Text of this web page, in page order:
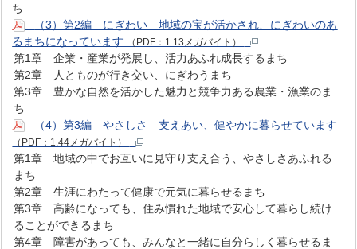
ち
（3）第2編 にぎわい 地域の宝が活かされ、にぎわいのあ
るまちになっています
（PDF：1.13メガバイト）
第1章 企業・産業が発展し、活力あふれ成長するまち
第2章 人とものが行き交い、にぎわうまち
第3章 豊かな自然を活かした魅力と競争力ある農業・漁業のま
ち
（4）第3編 やさしさ 支えあい、健やかに暮らせています
（PDF：1.44メガバイト）
第1章 地域の中でお互いに見守り支え合う、やさしさあふれる
まち
第2章 生涯にわたって健康で元気に暮らせるまち
第3章 高齢になっても、住み慣れた地域で安心して暮らし続け
ることができるまち
第4章 障害があっても、みんなと一緒に自分らしく暮らせるま